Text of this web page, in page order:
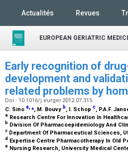
Actualités Revues
EUROPEAN GERIATRIC
Early recognition of
development and
related problems by
Doi : 10.1016/j.eurger.2012.07.315
C. Sino a ⁎, M. Bouvy b, I. Schop c, P.A.F.
a Research Centre For Innovation In
b Division Of Pharmacoepidemiology And
c Department Of Pharmaceutical Sciences,
d Expertise Centre Pharmacotherapy In Old
e Nursing Research, University Medical